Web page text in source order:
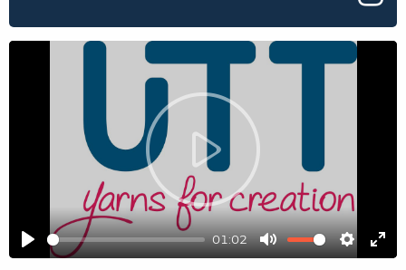
Play
01:02
Mute
Play